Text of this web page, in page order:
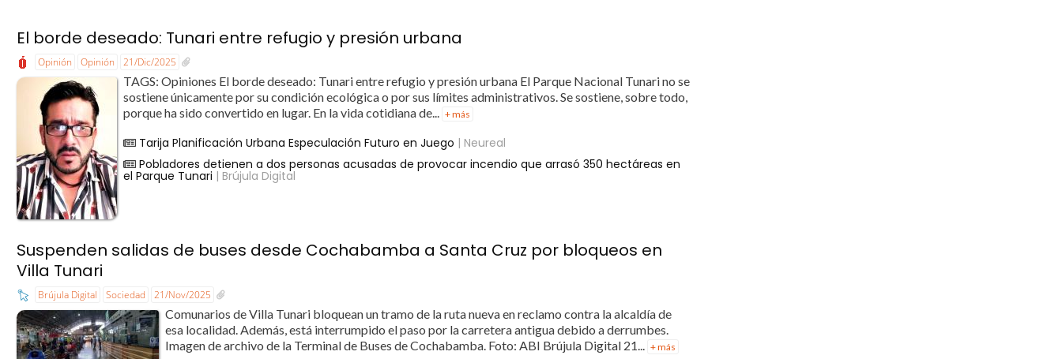
El borde deseado: Tunari entre refugio y presión urbana
Opinión Opinión 21/Dic/2025
TAGS: Opiniones El borde deseado: Tunari entre refugio y presión urbana El Parque Nacional Tunari no se
sostiene únicamente por su condición ecológica o por sus límites administrativos. Se sostiene, sobre todo,
porque ha sido convertido en lugar. En la vida cotidiana de...
+ más
Tarija Planificación Urbana Especulación Futuro en Juego | Neureal
Pobladores detienen a dos personas acusadas de provocar incendio que arrasó 350 hectáreas en
el Parque Tunari | Brújula Digital
Suspenden salidas de buses desde Cochabamba a Santa Cruz por bloqueos en
Villa Tunari
Brújula Digital Sociedad 21/Nov/2025
Comunarios de Villa Tunari bloquean un tramo de la ruta nueva en reclamo contra la alcaldía de
esa localidad. Además, está interrumpido el paso por la carretera antigua debido a derrumbes.
Imagen de archivo de la Terminal de Buses de Cochabamba. Foto: ABI Brújula Digital 21... + más